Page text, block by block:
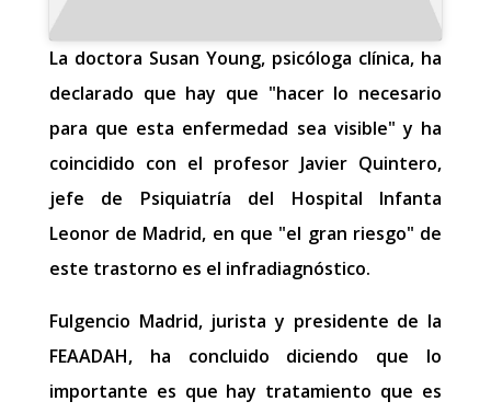
La doctora Susan Young, psicóloga clínica, ha
declarado que hay que "hacer lo necesario
para que esta enfermedad sea visible" y ha
coincidido con el profesor Javier Quintero,
jefe de Psiquiatría del Hospital Infanta
Leonor de Madrid, en que "el gran riesgo" de
este trastorno es el infradiagnóstico.
Fulgencio Madrid, jurista y presidente de la
FEAADAH, ha concluido diciendo que lo
importante es que hay tratamiento que es